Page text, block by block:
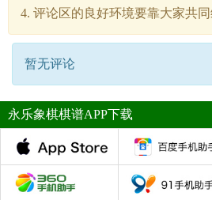
4. 评论区的良好环境要靠大家共
暂无评论
永乐象棋棋谱APP下载